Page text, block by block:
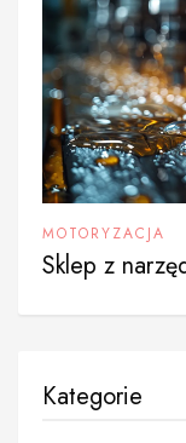
MOTORYZACJA
Sklep z
Kategorie